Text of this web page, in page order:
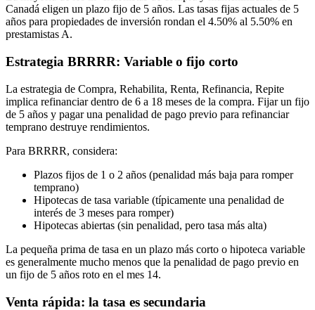
Canadá eligen un plazo fijo de 5 años. Las tasas fijas actuales de 5
años para propiedades de inversión rondan el 4.50% al 5.50% en
prestamistas A.
Estrategia BRRRR: Variable o fijo corto
La estrategia de Compra, Rehabilita, Renta, Refinancia, Repite
implica refinanciar dentro de 6 a 18 meses de la compra. Fijar un fijo
de 5 años y pagar una penalidad de pago previo para refinanciar
temprano destruye rendimientos.
Para BRRRR, considera:
Plazos fijos de 1 o 2 años (penalidad más baja para romper
temprano)
Hipotecas de tasa variable (típicamente una penalidad de
interés de 3 meses para romper)
Hipotecas abiertas (sin penalidad, pero tasa más alta)
La pequeña prima de tasa en un plazo más corto o hipoteca variable
es generalmente mucho menos que la penalidad de pago previo en
un fijo de 5 años roto en el mes 14.
Venta rápida: la tasa es secundaria